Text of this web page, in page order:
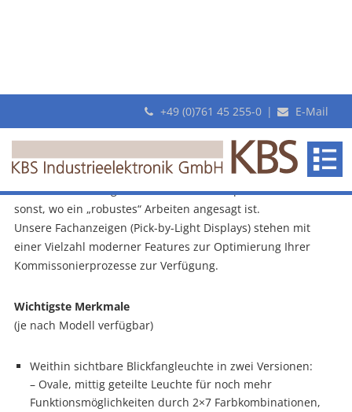
+49 (0)761 45 255-0 | E-Mail
Industrieelektronik
Baureihe PTF
Pick-by-Light Fachanzeigen «Baureihe
PTF» für die Lager-Kommissionierung
Der „Klassiker“ für die Kommissionierung aus Durchlauf-
oder Fachbodenregalen, von Palettenstellplätzen und überall
sonst, wo ein „robustes“ Arbeiten angesagt ist.
Unsere Fachanzeigen (Pick-by-Light Displays) stehen mit
einer Vielzahl moderner Features zur Optimierung Ihrer
Kommissonierprozesse zur Verfügung.
Wichtigste Merkmale
(je nach Modell verfügbar)
Weithin sichtbare Blickfangleuchte in zwei Versionen:
– Ovale, mittig geteilte Leuchte für noch mehr
Funktionsmöglichkeiten durch 2×7 Farbkombinationen,